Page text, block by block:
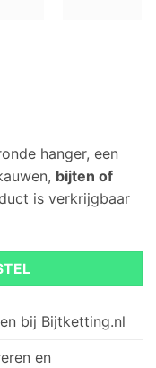
hanger, een
bijten of
is verkrijgbaar
bij Bijtketting.nl
en